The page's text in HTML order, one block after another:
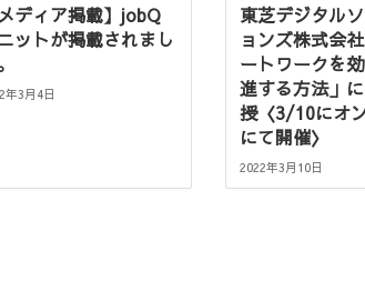
メディア掲載】jobQ
ットが掲載されまし
年3月4日
東芝デジタル
ョンズ株式会
ートワークを
進する方法」
授〈3/10にオ
にて開催〉
2022年3月10日